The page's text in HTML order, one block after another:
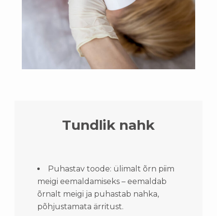
Tundlik nahk
Puhastav toode: ülimalt õrn piim
meigi eemaldamiseks – eemaldab
õrnalt meigi ja puhastab nahka,
põhjustamata ärritust.